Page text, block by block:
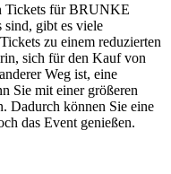
Tickets für BRUNKE
gibt es viele
zu einem reduzierten
sich für den Kauf von
Weg ist, eine
Sie mit einer größeren
Dadurch können Sie eine
das Event genießen.